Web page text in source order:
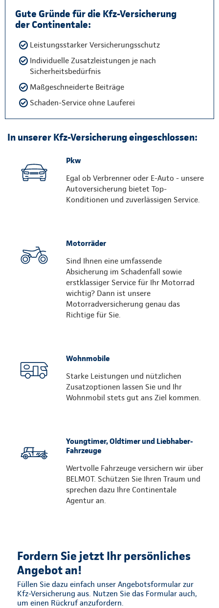
Gute Gründe für die Kfz-Versicherung
der Continentale:
Leistungsstarker Versicherungsschutz
Individuelle Zusatzleistungen je nach
Sicherheitsbedürfnis
Maßgeschneiderte Beiträge
Schaden-Service ohne Lauferei
In unserer Kfz-Versicherung eingeschlossen:
Pkw
Egal ob Verbrenner oder E-Auto - unsere
Autoversicherung bietet Top-
Konditionen und zuverlässigen Service.
Motorräder
Sind Ihnen eine umfassende
Absicherung im Schadenfall sowie
erstklassiger Service für Ihr Motorrad
wichtig? Dann ist unsere
Motorradversicherung genau das
Richtige für Sie.
Wohnmobile
Starke Leistungen und nützlichen
Zusatzoptionen lassen Sie und Ihr
Wohnmobil stets gut ans Ziel kommen.
Youngtimer, Oldtimer und Liebhaber-
Fahrzeuge
Wertvolle Fahrzeuge versichern wir über
BELMOT. Schützen Sie Ihren Traum und
sprechen dazu Ihre Continentale
Agentur an.
Fordern Sie jetzt Ihr persönliches
Angebot an!
Füllen Sie dazu einfach unser Angebotsformular zur
Kfz-Versicherung aus. Nutzen Sie das Formular auch,
um einen Rückruf anzufordern.